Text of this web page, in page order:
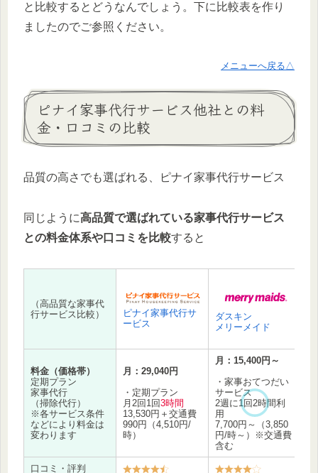
と比較するとどうなんでしょう。下に比較表を作り
ましたのでご参照ください。
メニューへ戻る△
ピナイ家事代行サービス他社との料
金・口コミの比較
品質の高さでも選ばれる、ピナイ家事代行サービス
同じように高品質で選ばれている家事代行サービス
との料金体系や口コミを比較すると
（高品質な家事代
行サービス比較）
ピナイ家事代行サ
ービス
ダスキン
メリーメイド
料金（価格帯）
定期プラン
家事代行
（掃除代行）
※各サービス条件
などにより料金は
変わります
月：29,040円
・定期プラン
月2回1回3時間
13,530円＋交通費
990円（4,510円/
時）
月：15,400円～
・家事おてつだい
サービス
2週に1回2時間利
用
7,700円～（3,850
円/時～）※交通費
含む
口コミ・評判